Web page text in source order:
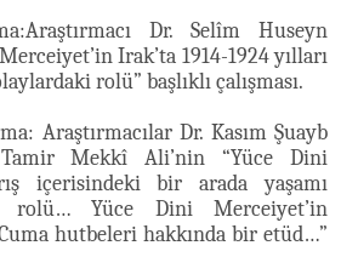
Dr. Selîm Huseyn
Irak’ta 1914-1924 yılları
rolü” başlıklı çalışması.
Araştırmacılar Dr. Kasım Şuayb
Mekkî Ali’nin “Yüce Dini
içerisindeki bir arada yaşamı
rolü… Yüce Dini Merceiyet’in
hutbeleri hakkında bir etüd…”